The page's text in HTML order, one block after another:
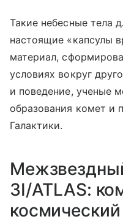
Такие небесные тела
настоящие «капсулы
материал,
условиях вокруг
и поведение, ученые
образования комет и
Галактики.
3I/ATLAS: